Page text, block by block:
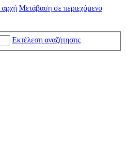
αρχή Μετάβαση σε περιεχόμενο
Εκτέλεση αναζήτησης